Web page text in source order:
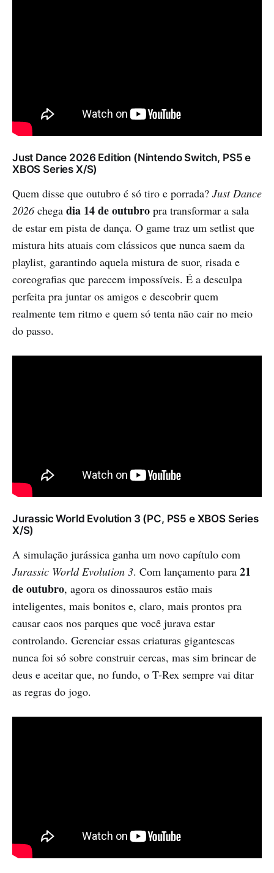
Just Dance 2026 Edition (Nintendo Switch, PS5 e
XBOS Series X/S)
Quem disse que outubro é só tiro e porrada? Just Dance
2026chega dia 14 de outubro pra transformar a sala
de estar em pista de dança. O game traz um setlist que
mistura hits atuais com clássicos que nunca saem da
playlist, garantindo aquela mistura de suor, risada e
coreografias que parecem impossíveis. É a desculpa
perfeita pra juntar os amigos e descobrir quem
realmente tem ritmo e quem só tenta não cair no meio
do passo.
Jurassic World Evolution 3 (PC, PS5 e XBOS Series
X/S)
A simulação jurássica ganha um novo capítulo com
Jurassic World Evolution 3. Com lançamento para 21
de outubro, agora os dinossauros estão mais
inteligentes, mais bonitos e, claro, mais prontos pra
causar caos nos parques que você jurava estar
controlando. Gerenciar essas criaturas gigantescas
nunca foi só sobre construir cercas, mas sim brincar de
deus e aceitar que, no fundo, o T-Rex sempre vai ditar
as regras do jogo.